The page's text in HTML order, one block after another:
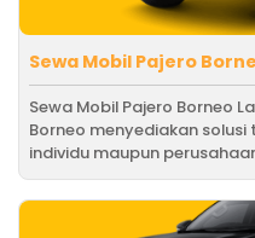
Sewa Mobil Pajero
Sewa Mobil Pajero Borneo
Borneo menyediakan
individu maupun